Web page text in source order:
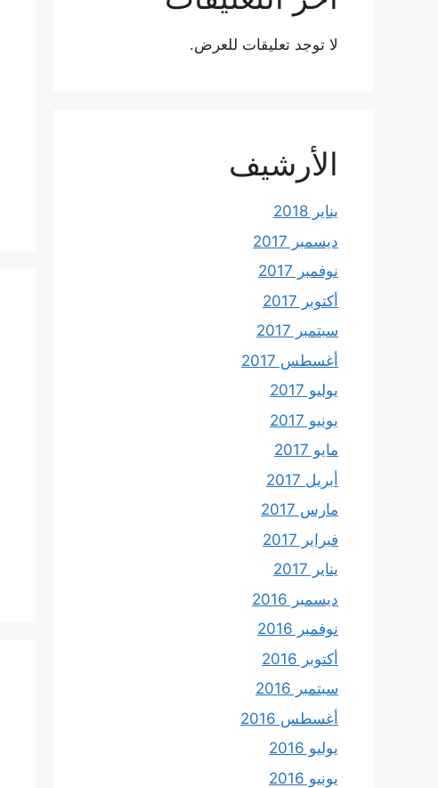
لا توجد تعليقات للعرض.
الأرشيف
يناير 2018
ديسمبر 2017
نوفمبر 2017
أكتوبر 2017
سبتمبر 2017
أغسطس 2017
يوليو 2017
يونيو 2017
مايو 2017
أبريل 2017
مارس 2017
فبراير 2017
يناير 2017
ديسمبر 2016
نوفمبر 2016
أكتوبر 2016
سبتمبر 2016
أغسطس 2016
يوليو 2016
يونيو 2016